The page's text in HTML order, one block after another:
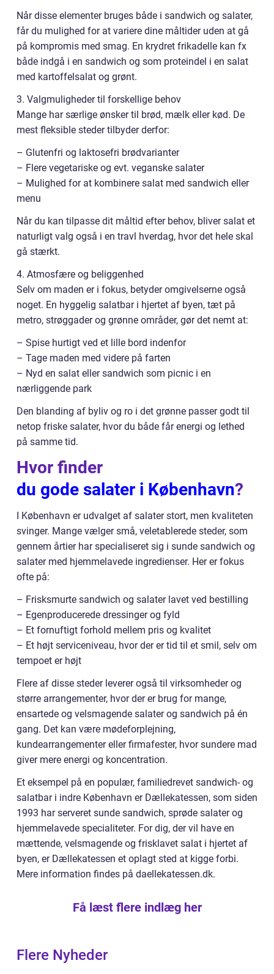
Når disse elementer bruges både i sandwich og salater,
får du mulighed for at variere dine måltider uden at gå
på kompromis med smag. En krydret frikadelle kan fx
både indgå i en sandwich og som proteindel i en salat
med kartoffelsalat og grønt.
3. Valgmuligheder til forskellige behov
Mange har særlige ønsker til brød, mælk eller kød. De
mest fleksible steder tilbyder derfor:
– Glutenfri og laktosefri brødvarianter
– Flere vegetariske og evt. veganske salater
– Mulighed for at kombinere salat med sandwich eller
menu
Når du kan tilpasse dit måltid efter behov, bliver salat et
naturligt valg også i en travl hverdag, hvor det hele skal
gå stærkt.
4. Atmosfære og beliggenhed
Selv om maden er i fokus, betyder omgivelserne også
noget. En hyggelig salatbar i hjertet af byen, tæt på
metro, strøggader og grønne områder, gør det nemt at:
– Spise hurtigt ved et lille bord indenfor
– Tage maden med videre på farten
– Nyd en salat eller sandwich som picnic i en
nærliggende park
Den blanding af byliv og ro i det grønne passer godt til
netop friske salater, hvor du både får energi og lethed
på samme tid.
Hvor finder
du gode salater i København?
I København er udvalget af salater stort, men kvaliteten
svinger. Mange vælger små, veletablerede steder, som
gennem årtier har specialiseret sig i sunde sandwich og
salater med hjemmelavede ingredienser. Her er fokus
ofte på:
– Frisksmurte sandwich og salater lavet ved bestilling
– Egenproducerede dressinger og fyld
– Et fornuftigt forhold mellem pris og kvalitet
– Et højt serviceniveau, hvor der er tid til et smil, selv om
tempoet er højt
Flere af disse steder leverer også til virksomheder og
større arrangementer, hvor der er brug for mange,
ensartede og velsmagende salater og sandwich på én
gang. Det kan være mødeforplejning,
kundearrangementer eller firmafester, hvor sundere mad
giver mere energi og koncentration.
Et eksempel på en populær, familiedrevet sandwich- og
salatbar i indre København er Dællekatessen, som siden
1993 har serveret sunde sandwich, sprøde salater og
hjemmelavede specialiteter. For dig, der vil have en
mættende, velsmagende og frisklavet salat i hjertet af
byen, er Dællekatessen et oplagt sted at kigge forbi.
Mere information findes på daellekatessen.dk.
Få læst flere indlæg her
Flere Nyheder